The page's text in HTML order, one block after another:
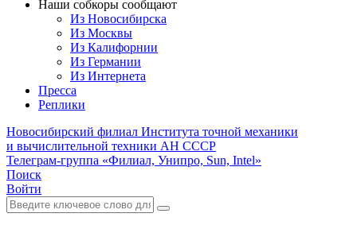
Наши собкоры сообщают
Из Новосибирска
Из Москвы
Из Калифорнии
Из Германии
Из Интернета
Пресса
Реплики
Новосибирский филиал Института точной механики
и вычислительной техники АН СССР
Телеграм-группа «Филиал, Унипро, Sun, Intel»
Поиск
Войти